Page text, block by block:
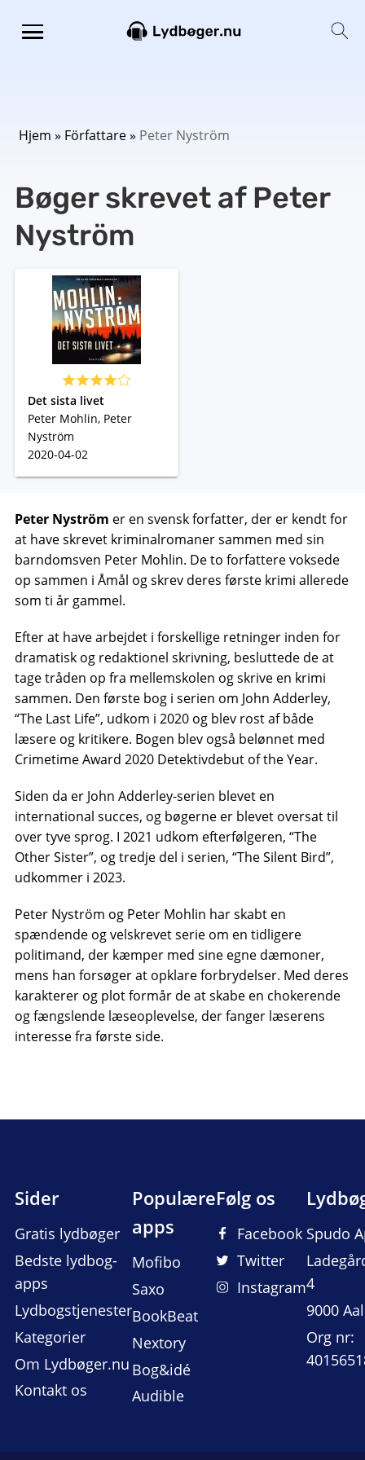
Hjem » Författare» Peter Nyström
Bøger skrevet af Peter
Nyström
Det sista livet
Peter Mohlin, Peter
Nyström
2020-04-02
Peter Nyström er en svensk forfatter, der er kendt for
at have skrevet kriminalromaner sammen med sin
barndomsven Peter Mohlin. De to forfattere voksede
op sammen i Åmål og skrev deres første krimi allerede
som ti år gammel.
Efter at have arbejdet i forskellige retninger inden for
dramatisk og redaktionel skrivning, besluttede de at
tage tråden op fra mellemskolen og skrive en krimi
sammen. Den første bog i serien om John Adderley,
“The Last Life”, udkom i 2020 og blev rost af både
læsere og kritikere. Bogen blev også belønnet med
Crimetime Award 2020 Detektivdebut of the Year.
Siden da er John Adderley-serien blevet en
international succes, og bøgerne er blevet oversat til
over tyve sprog. I 2021 udkom efterfølgeren, “The
Other Sister”, og tredje del i serien, “The Silent Bird”,
udkommer i 2023.
Peter Nyström og Peter Mohlin har skabt en
spændende og velskrevet serie om en tidligere
politimand, der kæmper med sine egne dæmoner,
mens han forsøger at opklare forbrydelser. Med deres
karakterer og plot formår de at skabe en chokerende
og fængslende læseoplevelse, der fanger læserens
interesse fra første side.
Sider
Gratis lydbøger
Bedste lydbog-
apps
Lydbogstjenester
Kategorier
Om Lydbøger.nu
Kontakt os
Populære
apps
Mofibo
Saxo
BookBeat
Nextory
Bog&idé
Audible
Følg os
Facebook
Twitter
Instagram
Spudo
4
9000
Org nr: